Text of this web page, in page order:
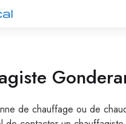
de chauffage ou de